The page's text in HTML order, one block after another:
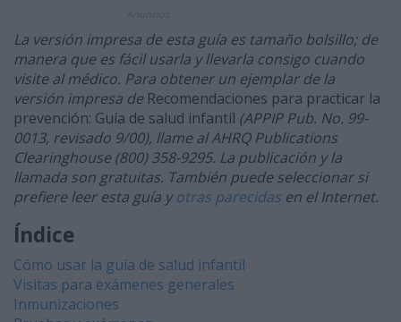
La versión impresa de esta guía es tamaño bolsillo; de
manera que es fácil usarla y llevarla consigo cuando
visite al médico. Para obtener un ejemplar de la
versión impresa de Recomendaciones para practicar la
prevención: Guía de salud infantíl (APPIP Pub. No. 99-
0013, revisado 9/00), llame al AHRQ Publications
Clearinghouse (800) 358-9295. La publicación y la
llamada son gratuitas. También puede seleccionar si
prefiere leer esta guía yotras parecidas en el Internet.
Índice
Cómo usar la guía de salud infantil
Visitas para exámenes generales
Inmunizaciones